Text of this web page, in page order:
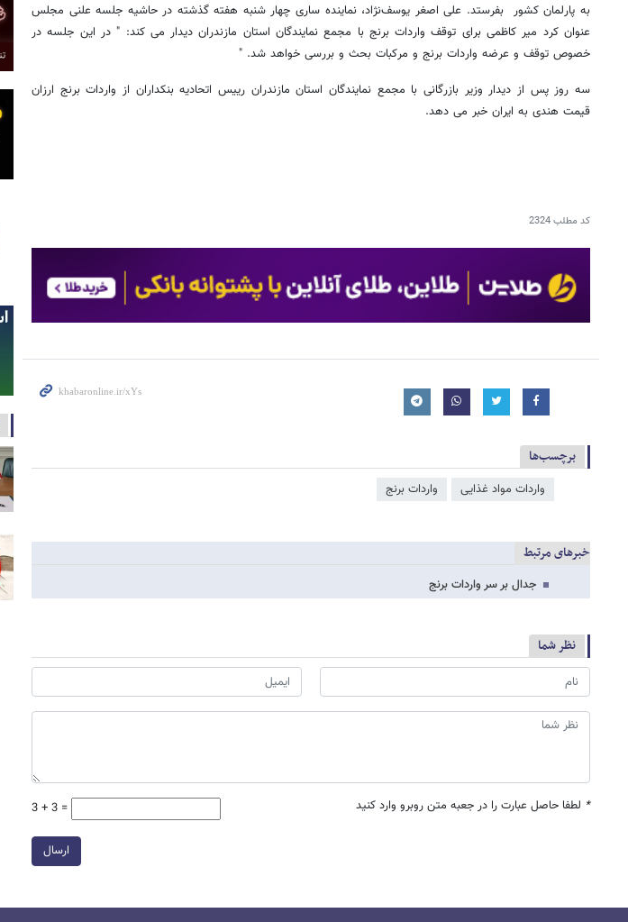
به پارلمان کشور بفرستد. علی اصغر یوسف‌نژاد، نماینده ساری چهار شنبه هفته گذشته در حاشیه جلسه علنی مجلس
عنوان کرد میر کاظمی برای توقف واردات برنج با مجمع نمایندگان استان مازندران دیدار می کند: " در این جلسه در
خصوص توقف و عرضه واردات برنج و مرکبات بحث و بررسی خواهد شد. "
سه روز پس از دیدار وزیر بازرگانی با مجمع نمایندگان استان مازندران رییس اتحادیه بنکداران از واردات برنج ارزان
قیمت هندی به ایران خبر می دهد.
کد مطلب2324
برچسب‌ها
واردات مواد غذایی واردات برنج
خبرهای مرتبط
جدال بر سر واردات برنج
نظر شما
* لطفا حاصل عبارت را در جعبه متن روبرو وارد کنید 3 + 3 =
ارسال